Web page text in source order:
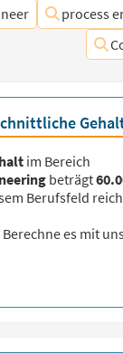
process
im Bereich
beträgt
Berufsfeld
es mit